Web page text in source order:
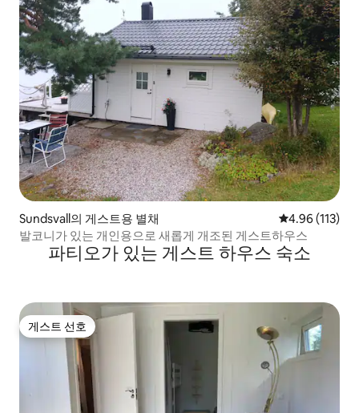
Sundsvall의 게스트용 별채 평점 4.96점(5
4.96 (113)
발코니가 있는 개인용으로 새롭게 개조된 게스트하우스
파티오가 있는 게스트 하우스 숙소
게스트 선호
게스트 선호